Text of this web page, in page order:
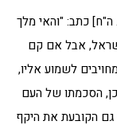
כתב: "והאי מלך
אבל אם קם
לשמוע אליו,
הסכמתו של העם
גם הקובעת את היקף